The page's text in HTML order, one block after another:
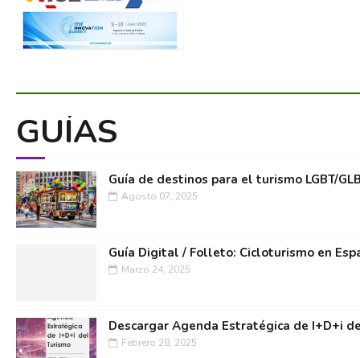
GUÍAS
Guía de destinos para el turismo LGBT/
Agosto 07, 2025
Guía Digital / Folleto: Cicloturismo en
Marzo 24, 2025
Descargar Agenda Estratégica de I+D+i
Febrero 28, 2025